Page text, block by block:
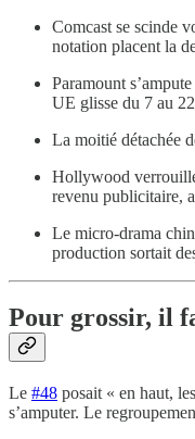
Comcast se scinde
notation placent la
Paramount
UE glisse du 7 au
La moitié détachée
Hollywood
revenu publicitaire,
Le micro-drama
production sortait
Pour grossir, il
Le #48 posait « en haut,
s’amputer. Le